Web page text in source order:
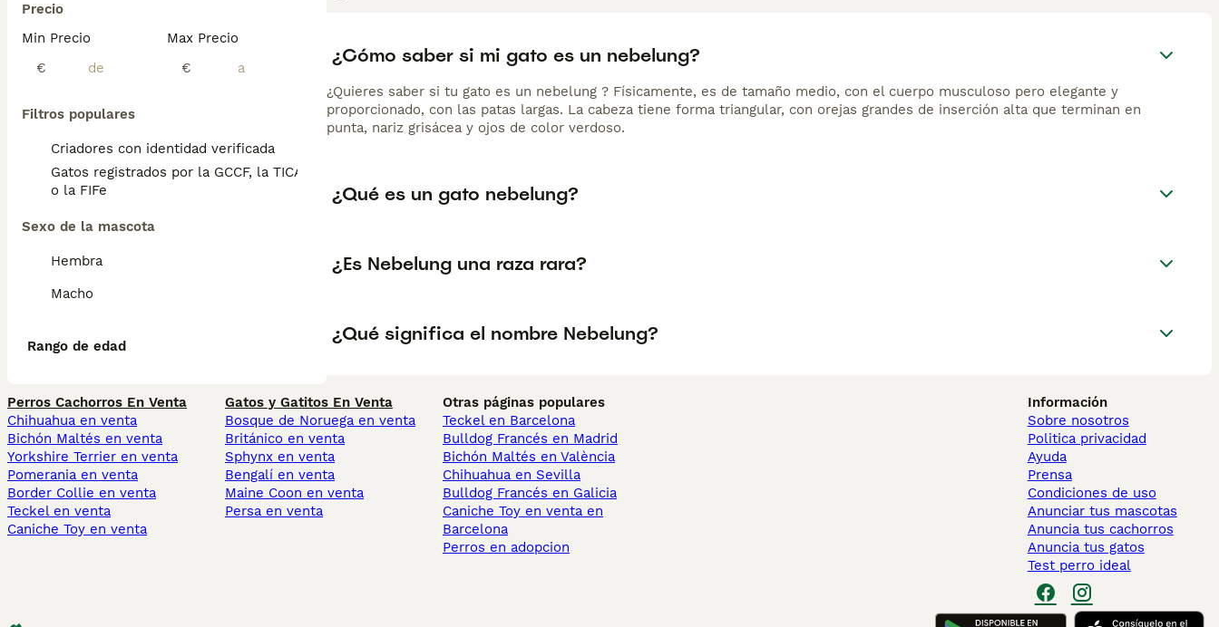
Precio
Min Precio
€
Max Precio
€
Filtros populares
Criadores con identidad verificada
Gatos registrados por la GCCF, la TICA
o la FIFe
Sexo de la mascota
Hembra
Macho
Rango de edad
¿Cómo saber si mi gato es un nebelung?
¿Quieres saber si tu gato es un nebelung ? Físicamente, es de tamaño medio, con el cuerpo musculoso pero elegante y
proporcionado, con las patas largas. La cabeza tiene forma triangular, con orejas grandes de inserción alta que terminan en
punta, nariz grisácea y ojos de color verdoso.
¿Qué es un gato nebelung?
¿Es Nebelung una raza rara?
¿Qué significa el nombre Nebelung?
Perros Cachorros En Venta
Chihuahua en venta
Bichón Maltés en venta
Yorkshire Terrier en venta
Pomerania en venta
Border Collie en venta
Teckel en venta
Caniche Toy en venta
Gatos y Gatitos En Venta
Bosque de Noruega en venta
Británico en venta
Sphynx en venta
Bengalí en venta
Maine Coon en venta
Persa en venta
Otras páginas populares
Teckel en Barcelona
Bulldog Francés en Madrid
Bichón Maltés en València
Chihuahua en Sevilla
Bulldog Francés en Galicia
Caniche Toy en venta en
Barcelona
Perros en adopcion
Información
Sobre nosotros
Politica privacidad
Ayuda
Prensa
Condiciones de uso
Anunciar tus mascotas
Anuncia tus cachorros
Anuncia tus gatos
Test perro ideal